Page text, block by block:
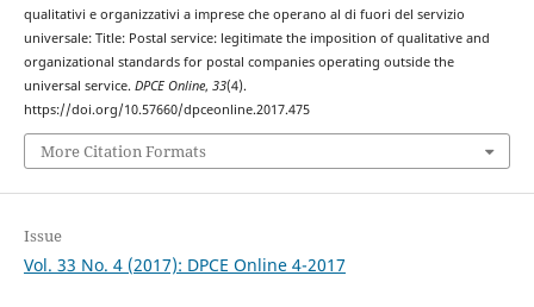
qualitativi e organizzativi a imprese che operano al di fuori del servizio
universale: Title: Postal service: legitimate the imposition of qualitative and
organizational standards for postal companies operating outside the
universal service. DPCE Online, 33(4).
https://doi.org/10.57660/dpceonline.2017.475
More Citation Formats
Issue
Vol. 33 No. 4 (2017): DPCE Online 4-2017